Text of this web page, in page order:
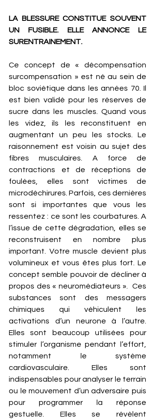
LA BLESSURE CONSTITUE SOUVENT
UN FUSIBLE. ELLE ANNONCE LE
SURENTRAINEMENT.
Ce concept de « décompensation
surcompensation » est né au sein de
bloc soviétique dans les années 70. Il
est bien validé pour les réserves de
sucre dans les muscles. Quand vous
les videz, ils les reconstituent en
augmentant un peu les stocks. Le
raisonnement est voisin au sujet des
fibres musculaires. A force de
contractions et de réceptions de
foulées, elles sont victimes de
microdéchirures. Parfois, ces dernières
sont si importantes que vous les
ressentez : ce sont les courbatures. A
l’issue de cette dégradation, elles se
reconstruisent en nombre plus
important. Votre muscle devient plus
volumineux et vous êtes plus fort. Le
concept semble pouvoir de décliner à
propos des « neuromédiateurs ».  Ces
substances sont des messagers
chimiques qui véhiculent les
activations d’un neurone à l’autre.
Elles sont beaucoup utilisées pour
stimuler l’organisme pendant l’effort,
notamment le système
cardiovasculaire. Elles sont
indispensables pour analyser le terrain
ou le mouvement d’un adversaire puis
pour programmer la réponse
gestuelle. Elles se révèlent